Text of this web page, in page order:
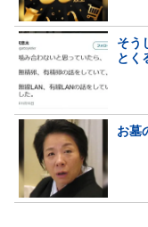
そう
とく
お墓